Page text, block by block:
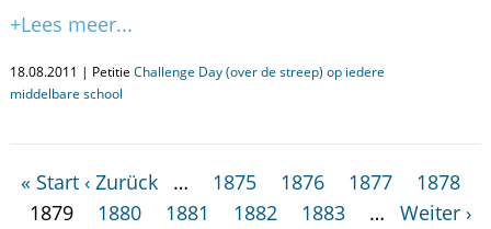
+Lees meer...
18.08.2011 | Petitie Challenge Day (over de streep) op iedere
middelbare school
« Start ‹ Zurück … 1875 1876 1877
1878
1879
1880 1881 1882 1883 …
Weiter ›